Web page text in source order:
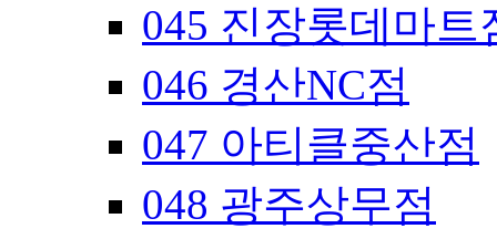
045 진장롯데마트
046 경산NC점
047 아티클중산점
048 광주상무점